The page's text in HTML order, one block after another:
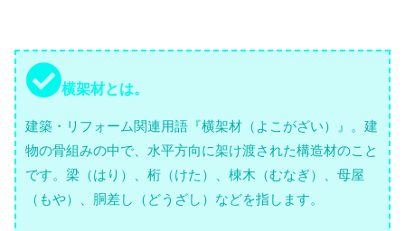
横架材とは。
建築・リフォーム関連用語『横架材（よこがざい）』。建
物の骨組みの中で、水平方向に架け渡された構造材のこと
です。梁（はり）、桁（けた）、棟木（むなぎ）、母屋
（もや）、胴差し（どうざし）などを指します。